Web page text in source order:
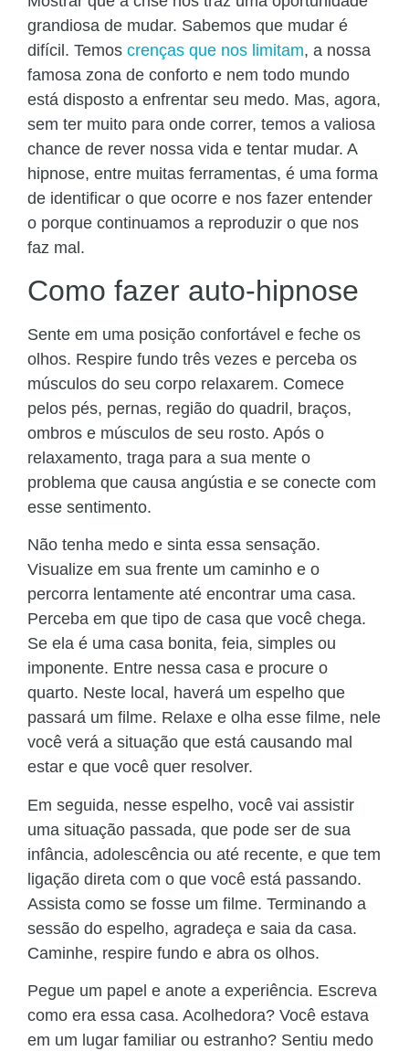
grandiosa de mudar. Sabemos que mudar é
difícil. Temos crenças que nos limitam, a nossa
famosa zona de conforto e nem todo mundo
está disposto a enfrentar seu medo. Mas, agora,
sem ter muito para onde correr, temos a valiosa
chance de rever nossa vida e tentar mudar. A
hipnose, entre muitas ferramentas, é uma forma
de identificar o que ocorre e nos fazer entender
o porque continuamos a reproduzir o que nos
faz mal.
Como fazer auto-hipnose
Sente em uma posição confortável e feche os
olhos. Respire fundo três vezes e perceba os
músculos do seu corpo relaxarem. Comece
pelos pés, pernas, região do quadril, braços,
ombros e músculos de seu rosto. Após o
relaxamento, traga para a sua mente o
problema que causa angústia e se conecte com
esse sentimento.
Não tenha medo e sinta essa sensação.
Visualize em sua frente um caminho e o
percorra lentamente até encontrar uma casa.
Perceba em que tipo de casa que você chega.
Se ela é uma casa bonita, feia, simples ou
imponente. Entre nessa casa e procure o
quarto. Neste local, haverá um espelho que
passará um filme. Relaxe e olha esse filme, nele
você verá a situação que está causando mal
estar e que você quer resolver.
Em seguida, nesse espelho, você vai assistir
uma situação passada, que pode ser de sua
infância, adolescência ou até recente, e que tem
ligação direta com o que você está passando.
Assista como se fosse um filme. Terminando a
sessão do espelho, agradeça e saia da casa.
Caminhe, respire fundo e abra os olhos.
Pegue um papel e anote a experiência. Escreva
como era essa casa. Acolhedora? Você estava
em um lugar familiar ou estranho? Sentiu medo